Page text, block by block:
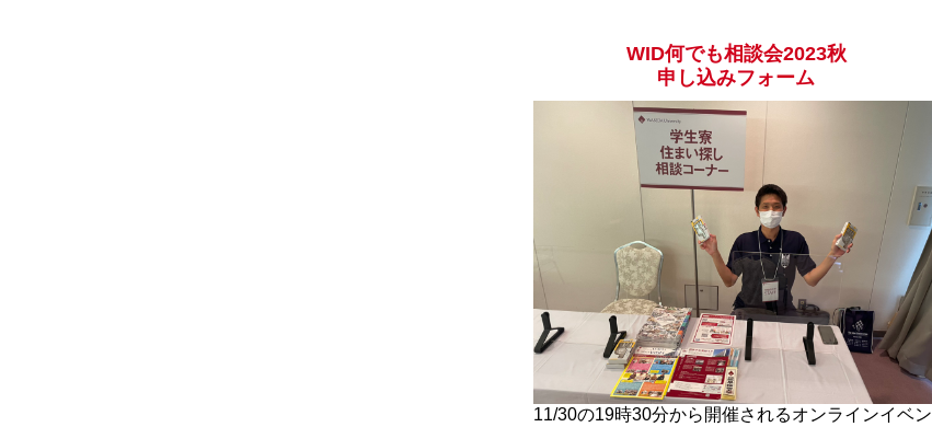
WID何でも相談会2023秋
申し込みフォーム
11/30の19時30分から開催されるオンラインイベン